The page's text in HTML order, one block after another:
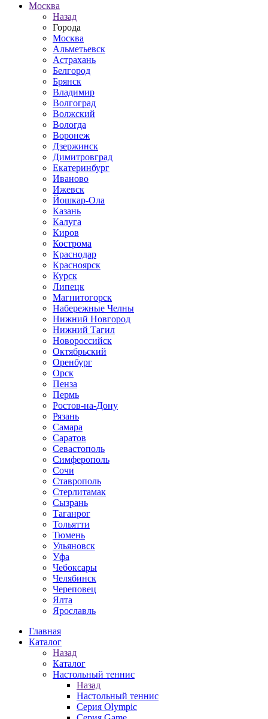
Москва
Назад
Города
Москва
Альметьевск
Астрахань
Белгород
Брянск
Владимир
Волгоград
Волжский
Вологда
Воронеж
Дзержинск
Димитровград
Екатеринбург
Иваново
Ижевск
Йошкар-Ола
Казань
Калуга
Киров
Кострома
Краснодар
Красноярск
Курск
Липецк
Магнитогорск
Набережные Челны
Нижний Новгород
Нижний Тагил
Новороссийск
Октябрьский
Оренбург
Орск
Пенза
Пермь
Ростов-на-Дону
Рязань
Самара
Саратов
Севастополь
Симферополь
Сочи
Ставрополь
Стерлитамак
Сызрань
Таганрог
Тольятти
Тюмень
Ульяновск
Уфа
Чебоксары
Челябинск
Череповец
Ялта
Ярославль
Главная
Каталог
Назад
Каталог
Настольный теннис
Назад
Настольный теннис
Серия Olympic